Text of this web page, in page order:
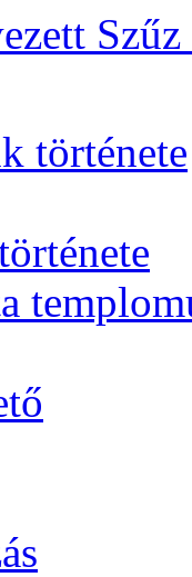
története